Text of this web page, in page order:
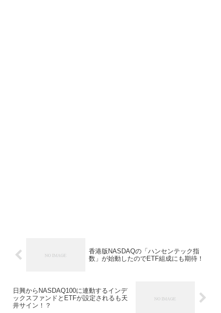
香港版NASDAQの「ハンセンテック指
数」が始動したのでETF組成にも期待！
日興からNASDAQ100に連動するインデ
ックスファンドとETFが設定されるも天
井サイン！？